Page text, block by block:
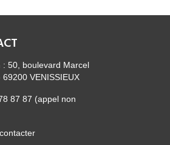
: 50, boulevard Marcel
69200 VENISSIEUX
87 87 (appel non